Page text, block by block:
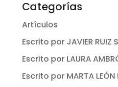
Categorías
Artículos
Escrito por JAVIER RUIZ
Escrito por LAURA
Escrito por MARTA LEÓN